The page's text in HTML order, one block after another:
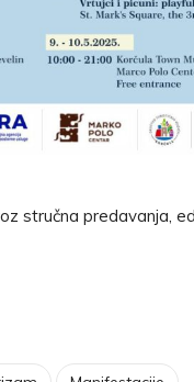
stručna predavanja,